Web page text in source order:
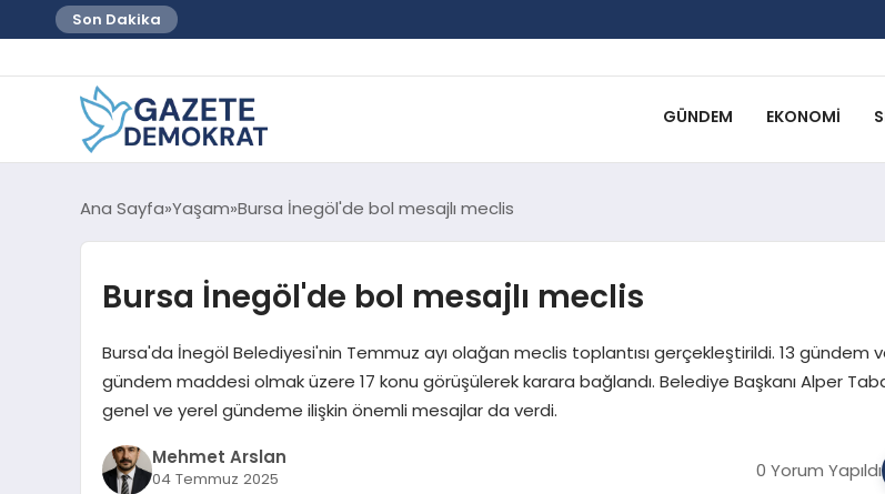
Son Dakika
GÜNDEM EKONOMI
Ana Sayfa Yaşam Bursa İnegöl'de bol mesajlı meclis
Bursa İnegöl'de bol mesajlı meclis
Bursa'da İnegöl Belediyesi'nin Temmuz ayı olağan meclis toplantısı gerçekleştirildi. 13 gündem
gündem maddesi olmak üzere 17 konu görüşülerek karara bağlandı. Belediye Başkanı Alper
genel ve yerel gündeme ilişkin önemli mesajlar da verdi.
Mehmet Arslan
04 Temmuz 2025 0 Yorum Yapıldı